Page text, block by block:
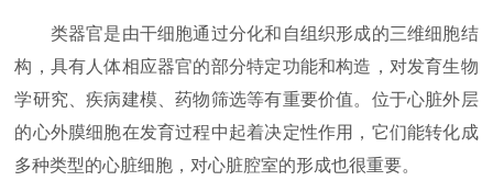
类器官是由干细胞通过分化和自组织形成的三维细胞结
构，具有人体相应器官的部分特定功能和构造，对发育生物
学研究、疾病建模、药物筛选等有重要价值。位于心脏外层
的心外膜细胞在发育过程中起着决定性作用，它们能转化成
多种类型的心脏细胞，对心脏腔室的形成也很重要。